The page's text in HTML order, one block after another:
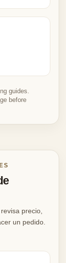
guides.
before
precio,
un pedido.